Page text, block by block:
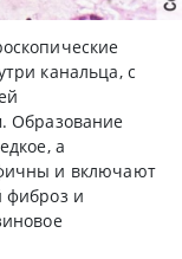
канальца, с
Образование
а
и включают
фиброз и